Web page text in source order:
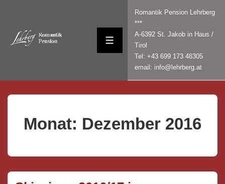
Inhalt
MENÜ
Romantik Pension Lehrberg
***
A-6392 St. Jakob in Haus /
Tirol
Tel: +43 699 173 48305
email: info@lehrberg.at
Monat: Dezember 2016